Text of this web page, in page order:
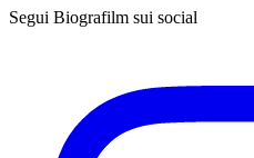
Segui Biografilm sui social